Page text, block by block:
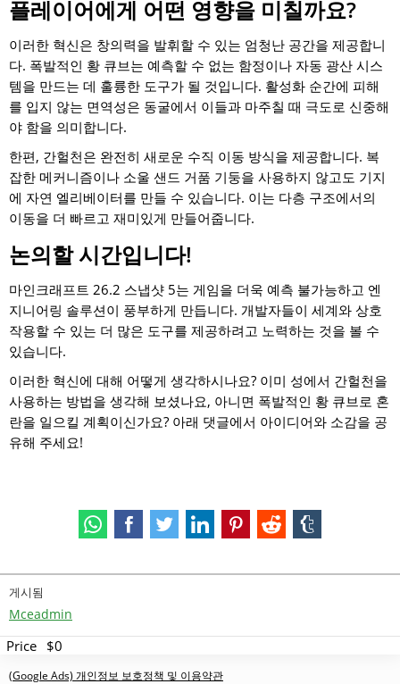
플레이어에게 어떤 영향을 미칠까요?
이러한 혁신은 창의력을 발휘할 수 있는 엄청난 공간을 제공합니
다. 폭발적인 황 큐브는 예측할 수 없는 함정이나 자동 광산 시스
템을 만드는 데 훌륭한 도구가 될 것입니다. 활성화 순간에 피해
를 입지 않는 면역성은 동굴에서 이들과 마주칠 때 극도로 신중해
야 함을 의미합니다.
한편, 간헐천은 완전히 새로운 수직 이동 방식을 제공합니다. 복
잡한 메커니즘이나 소울 샌드 거품 기둥을 사용하지 않고도 기지
에 자연 엘리베이터를 만들 수 있습니다. 이는 다층 구조에서의
이동을 더 빠르고 재미있게 만들어줍니다.
논의할 시간입니다!
마인크래프트 26.2 스냅샷 5는 게임을 더욱 예측 불가능하고 엔
지니어링 솔루션이 풍부하게 만듭니다. 개발자들이 세계와 상호
작용할 수 있는 더 많은 도구를 제공하려고 노력하는 것을 볼 수
있습니다.
이러한 혁신에 대해 어떻게 생각하시나요? 이미 성에서 간헐천을
사용하는 방법을 생각해 보셨나요, 아니면 폭발적인 황 큐브로 혼
란을 일으킬 계획이신가요? 아래 댓글에서 아이디어와 소감을 공
유해 주세요!
게시됨
Mceadmin
Price $0
(Google Ads) 개인정보 보호정책 및 이용약관